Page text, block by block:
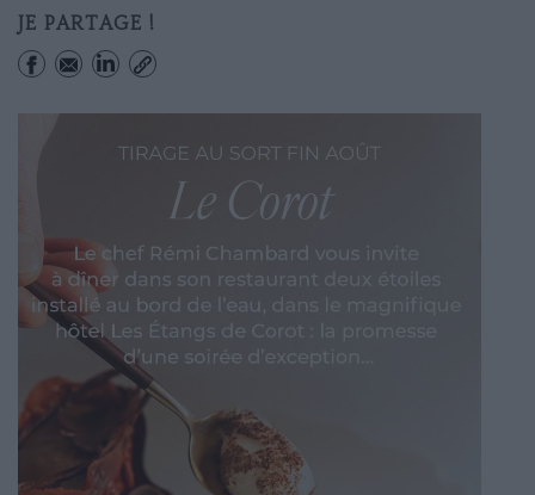
JE PARTAGE !